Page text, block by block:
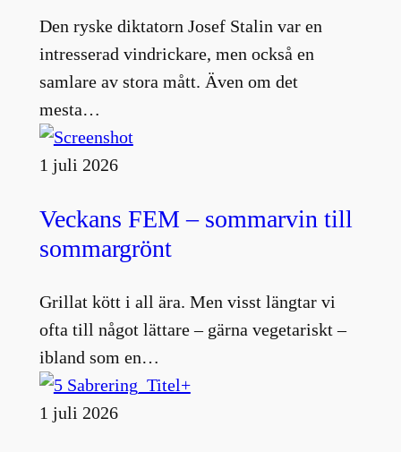
Den ryske diktatorn Josef Stalin var en
intresserad vindrickare, men också en
samlare av stora mått. Även om det
mesta…
1 juli 2026
Veckans FEM – sommarvin till
sommargrönt
Grillat kött i all ära. Men visst längtar vi
ofta till något lättare – gärna vegetariskt –
ibland som en…
1 juli 2026